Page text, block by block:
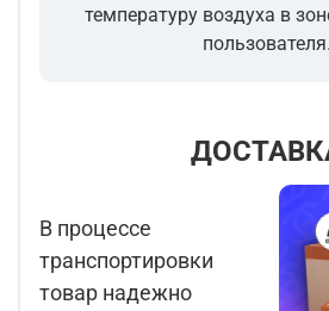
температуру воздуха в
пользователя.
В процессе
транспортировки
товар надежно